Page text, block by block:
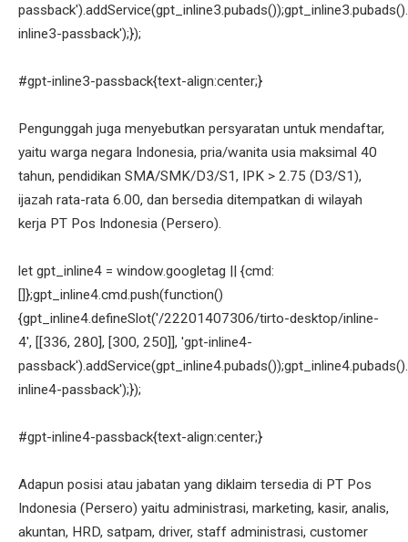
inline3-passback');});
#gpt-inline3-passback{text-align:center;}
Pengunggah juga menyebutkan persyaratan untuk mendaftar,
yaitu warga negara Indonesia, pria/wanita usia maksimal 40
tahun, pendidikan SMA/SMK/D3/S1, IPK > 2.75 (D3/S1),
ijazah rata-rata 6.00, dan bersedia ditempatkan di wilayah
kerja PT Pos Indonesia (Persero).
let gpt_inline4 = window.googletag || {cmd:
[]};gpt_inline4.cmd.push(function()
{gpt_inline4.defineSlot('/22201407306/tirto-desktop/inline-
4', [[336, 280], [300, 250]], 'gpt-inline4-
inline4-passback');});
#gpt-inline4-passback{text-align:center;}
Adapun posisi atau jabatan yang diklaim tersedia di PT Pos
Indonesia (Persero) yaitu administrasi, marketing, kasir, analis,
akuntan, HRD, satpam, driver, staff administrasi, customer